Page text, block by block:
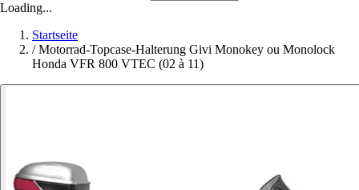
Loading...
Startseite
/ Motorrad-Topcase-Halterung Givi Monokey ou Monolock
Honda VFR 800 VTEC (02 à 11)